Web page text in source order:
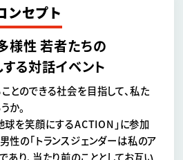
ンセプト
様性 若者たちの
る対話イベント
とのできる社会を目指して、私た
か。
球を笑顔にするACTION」に参加
性の「トランスジェンダーは私のア
あり、当たり前のこととしてお互い